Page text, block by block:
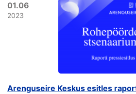
01.06
2023
Arenguseire Keskus esitles